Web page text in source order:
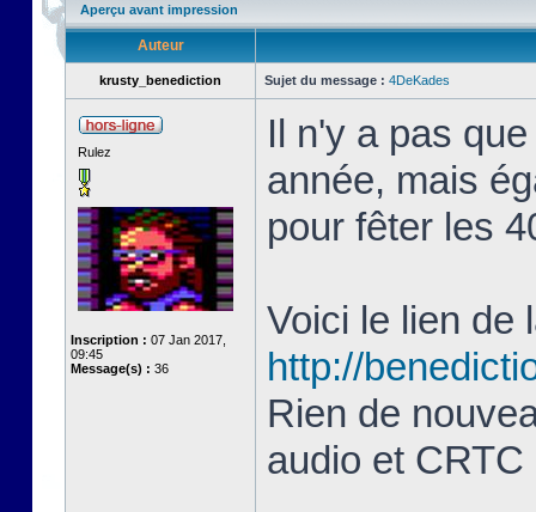
Aperçu avant impression
Auteur
krusty_benediction Sujet du message : 4DeKades
Rulez
Inscription : 07 Jan 2017,
09:45
Message(s) : 36
Il n'y a pas
année, mais
pour fêter les
Voici le lien de
http://
Rien de
audio et